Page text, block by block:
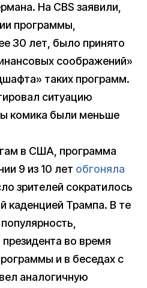
На CBS заявили,
программы,
30 лет, было принято
соображений»
таких программ.
ситуацию
комика были меньше
в США, программа
9 из 10 лет обгоняла
зрителей сократилось
каденцией Трампа. В те
президента во время
и в беседах с
аналогичную